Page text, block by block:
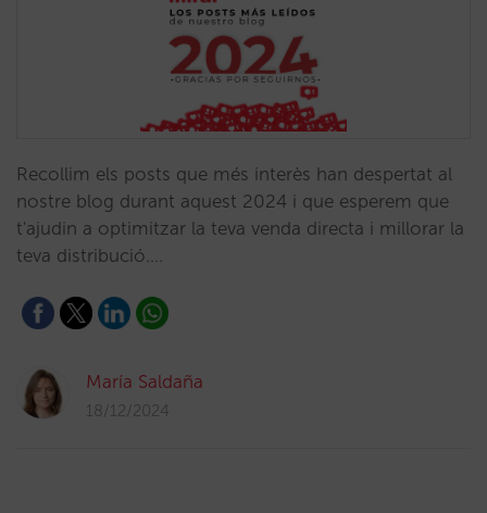
Recollim els posts que més interès han despertat al
nostre blog durant aquest 2024 i que esperem que
t'ajudin a optimitzar la teva venda directa i millorar la
teva distribució.…
María Saldaña
18/12/2024